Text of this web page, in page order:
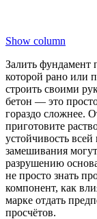
Show column
Залить фундамент
которой рано или
строить своими
бетон — это
гораздо сложнее.
приготовите
устойчивость
замешивания
разрушению
не просто знать
компонент, как
марке отдать
просчётов.